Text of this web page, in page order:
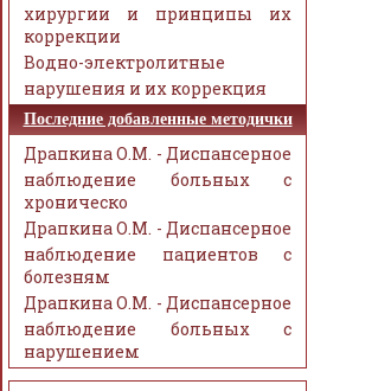
хирургии и принципы их
коррекции
Водно-электролитные
нарушения и их коррекция
Последние добавленные методички
Драпкина О.М. - Диспансерное
наблюдение больных с
хроническо
Драпкина О.М. - Диспансерное
наблюдение пациентов с
болезням
Драпкина О.М. - Диспансерное
наблюдение больных с
нарушением